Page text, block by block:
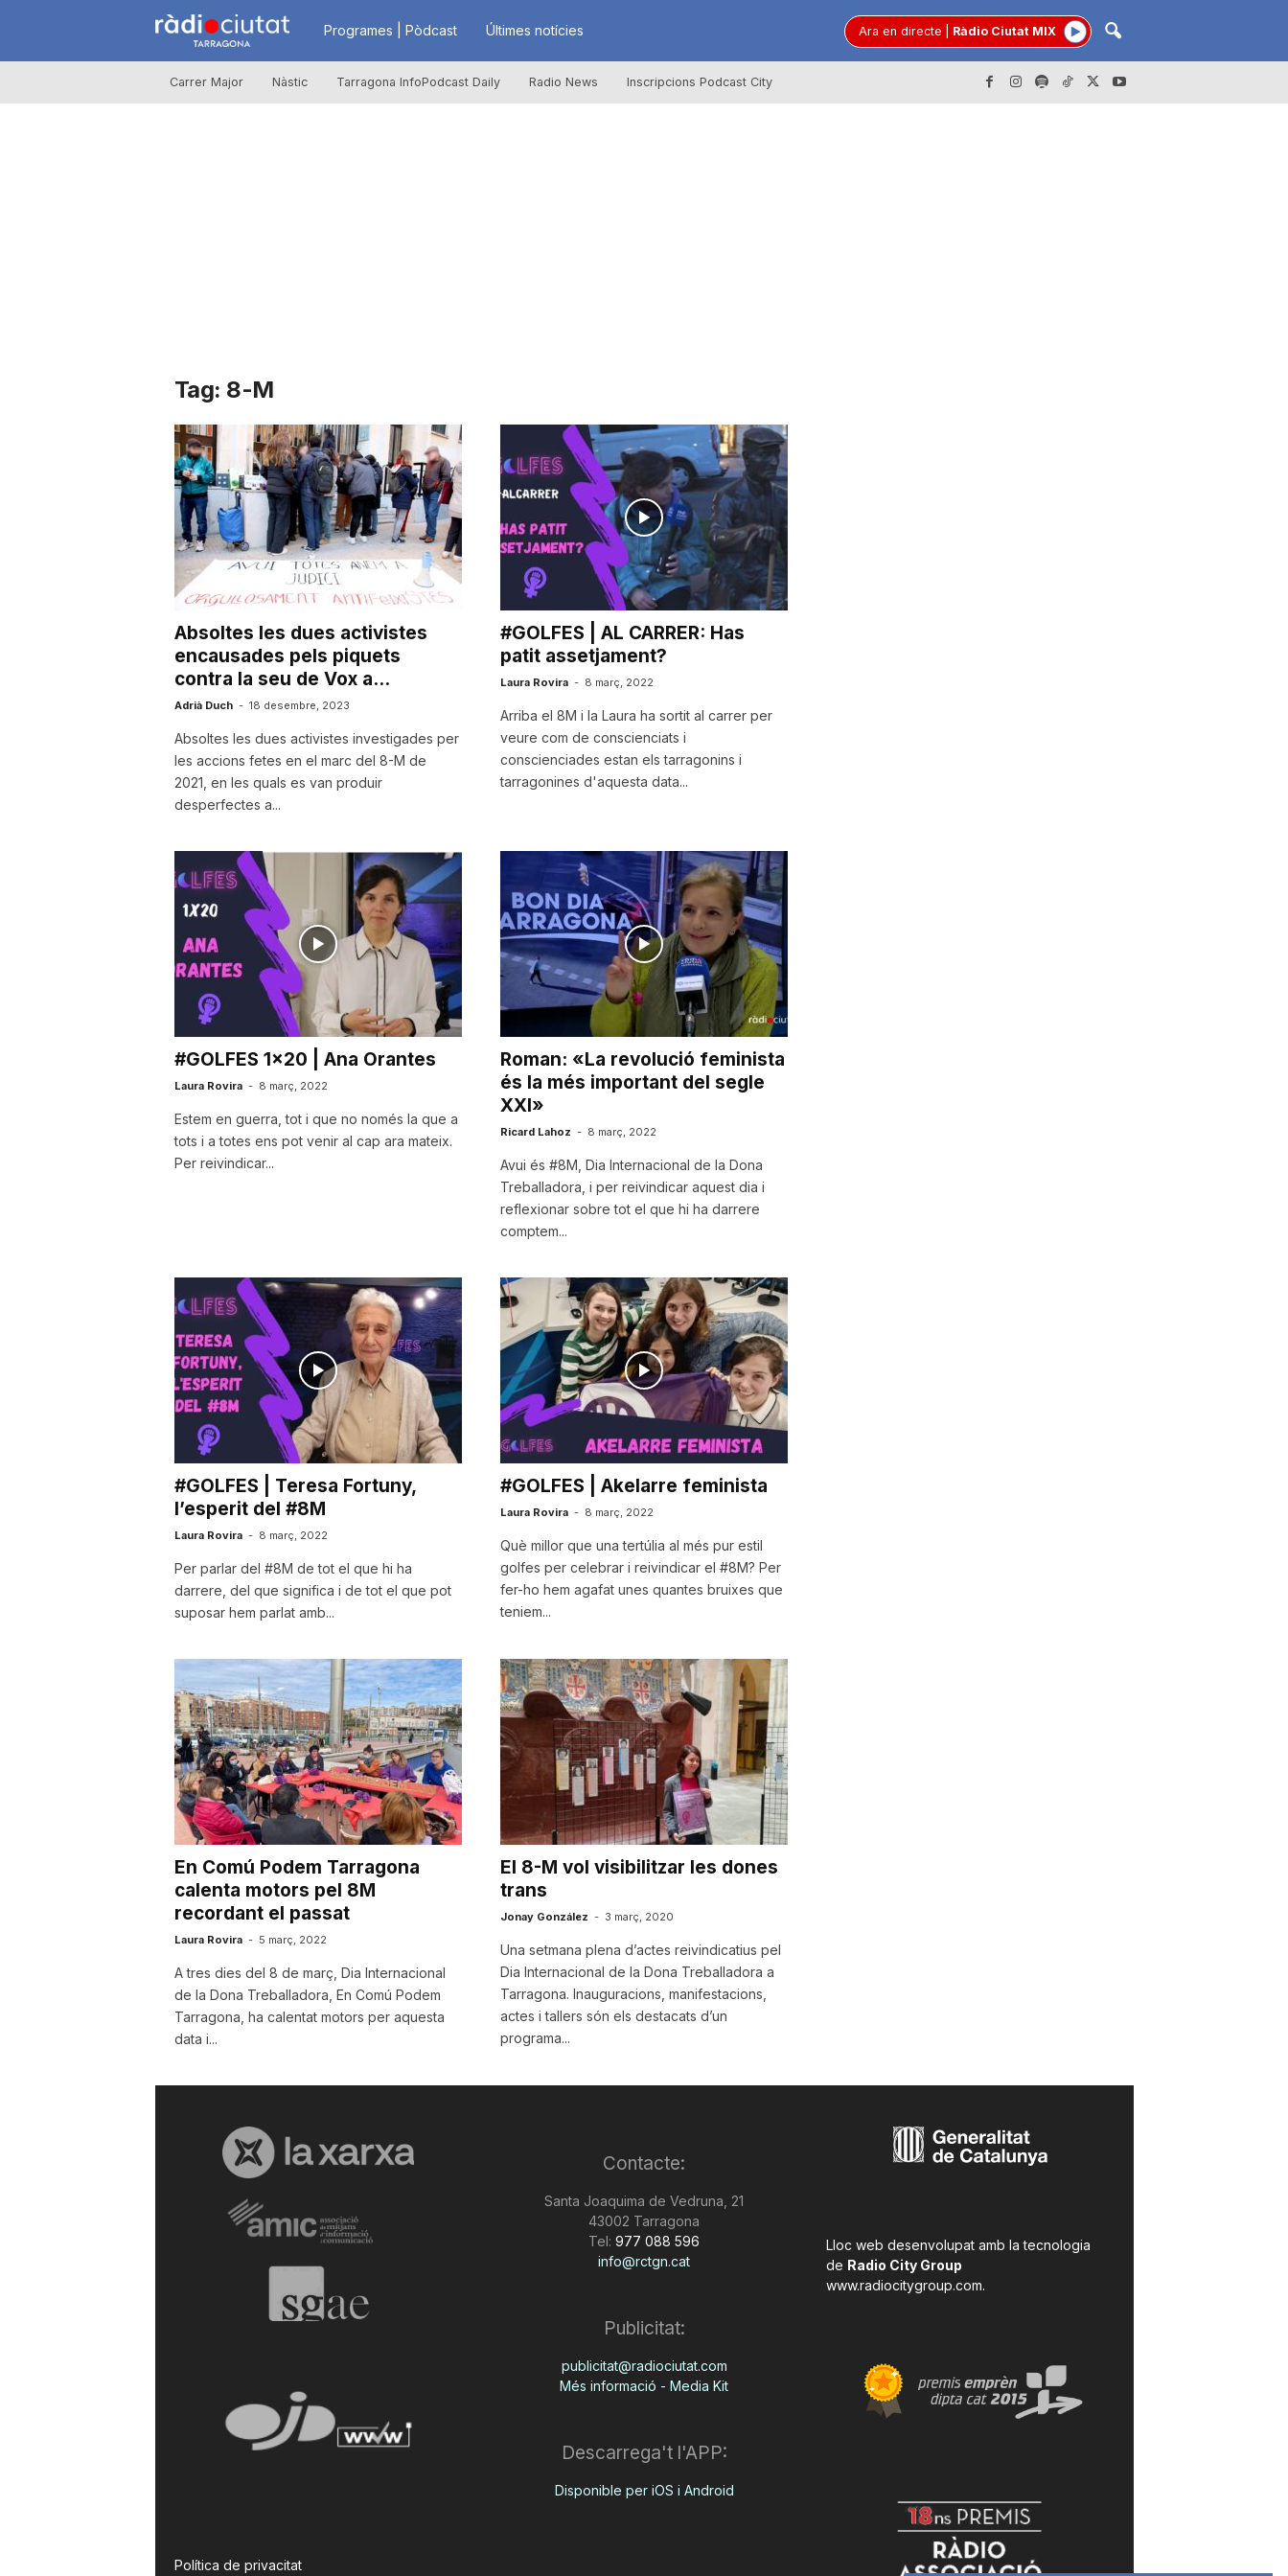
R
à
u
a
t
d
e
r
r
Programes | Pòdcast Últimes notícies Ara en directe Ràdio Ciutat MIX
Carrer Major Nàstic Tarragona InfoPodcast Daily Radio News Inscripcions Podcast City
Tag: 8-M
Absoltes les dues activistes
encausades pels piquets
contra la seu de Vox a...
Adrià Duch - 18 desembre, 2023
Absoltes les dues activistes investigades per
les accions fetes en el marc del 8-M de
2021, en les quals es van produir
desperfectes a...
#GOLFES | AL CARRER: Has
patit assetjament?
Laura Rovira - 8 març, 2022
Arriba el 8M i la Laura ha sortit al carrer per
veure com de conscienciats i
conscienciades estan els tarragonins i
tarragonines d'aquesta data...
#GOLFES 1×20 | Ana Orantes
Laura Rovira - 8 març, 2022
Estem en guerra, tot i que no només la que a
tots i a totes ens pot venir al cap ara mateix.
Per reivindicar...
Roman: «La revolució feminista
és la més important del segle
XXI»
Ricard Lahoz - 8 març, 2022
Avui és #8M, Dia Internacional de la Dona
Treballadora, i per reivindicar aquest dia i
reflexionar sobre tot el que hi ha darrere
comptem...
#GOLFES | Teresa Fortuny,
l’esperit del #8M
Laura Rovira - 8 març, 2022
Per parlar del #8M de tot el que hi ha
darrere, del que significa i de tot el que pot
suposar hem parlat amb...
#GOLFES | Akelarre feminista
Laura Rovira - 8 març, 2022
Què millor que una tertúlia al més pur estil
golfes per celebrar i reivindicar el #8M? Per
fer-ho hem agafat unes quantes bruixes que
teniem...
En Comú Podem Tarragona
calenta motors pel 8M
recordant el passat
Laura Rovira - 5 març, 2022
A tres dies del 8 de març, Dia Internacional
de la Dona Treballadora, En Comú Podem
Tarragona, ha calentat motors per aquesta
data i...
El 8-M vol visibilitzar les dones
trans
Jonay González - 3 març, 2020
Una setmana plena d’actes reivindicatius pel
Dia Internacional de la Dona Treballadora a
Tarragona. Inauguracions, manifestacions,
actes i tallers són els destacats d’un
programa...
Política de privacitat
Contacte:
Santa Joaquima de Vedruna, 21
43002 Tarragona
Tel: 977 088 596
info@rctgn.cat
Publicitat:
publicitat@radiociutat.com
Més informació - Media Kit
Descarrega't l'APP:
Disponible per iOS i Android
Lloc web desenvolupat amb la tecnologia
de Radio City Group
www.radiocitygroup.com.